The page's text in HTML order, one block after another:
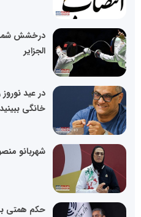
درخشش
الجزایر
در عید
خانگی ببینید
شهربانو
حکم همتی